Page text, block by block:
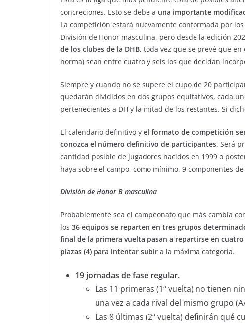
concreciones. Esto se debe a una importante
La competición estará nuevamente conformada por
División de Honor masculina, pero desde la edición
de los clubes de la DHB, toda vez que se prevé que
norma) sean entre cuatro y seis los que decidan
Siempre y cuando no se supere el cupo de 20
quedarán divididos en dos grupos equitativos, cada
pertenecientes a DH y la mitad de los restantes. Si
El calendario definitivo y el formato de competición
conozca el número definitivo de participantes. Será
cantidad posible de jugadores nacidos en 1999 o
haya sobre el campo, como mínimo, 9 componentes
División de Honor B masculina
Probablemente sea el campeonato que más cambia
los 36 equipos se reparten en tres grupos
final de la primera vuelta pasan a repartirse en
plazas (4) para intentar subir a la máxima categoría.
19 jornadas de fase regular.
Las 11 primeras (1ª vuelta) no tienen
una vez a cada rival del mismo grupo
Las 8 últimas (2ª vuelta) definirán qué